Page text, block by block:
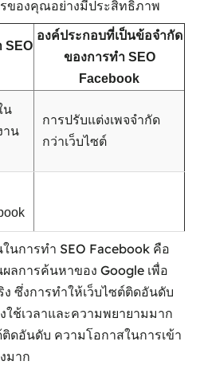
ของคุณอย่างมีประสิทธิภาพ
SEO
องค์ประกอบที่เป็นข้อจำกัด
ของการทำ SEO
Facebook
น
าน
การปรับแต่งเพจจำกัด
กว่าเว็บไซต์
นการทำ SEO Facebook คือ
ลการค้นหาของ Google เพื่อ
ง ซึ่งการทำให้เว็บไซต์ติดอันดับ
ใช้เวลาและความพยายามมาก
ดอันดับ ความโอกาสในการเข้า
มาก